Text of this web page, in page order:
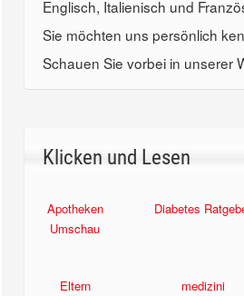
Englisch, Italienisch und
Sie möchten uns persönlich
Schauen Sie vorbei in unserer
Klicken und Lesen
Apotheken
Umschau
Diabetes
Eltern medizini